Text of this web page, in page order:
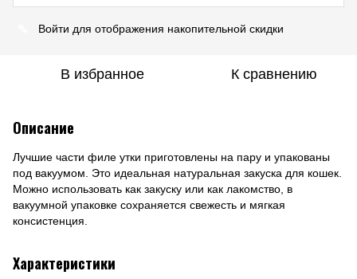
Войти для отображения накопительной скидки
В избранное К сравнению
Описание
Лучшие части филе утки приготовлены на пару и упакованы
под вакуумом. Это идеальная натуральная закуска для кошек.
Можно использовать как закуску или как лакомство, в
вакуумной упаковке сохраняется свежесть и мягкая
консистенция.
Характеристики